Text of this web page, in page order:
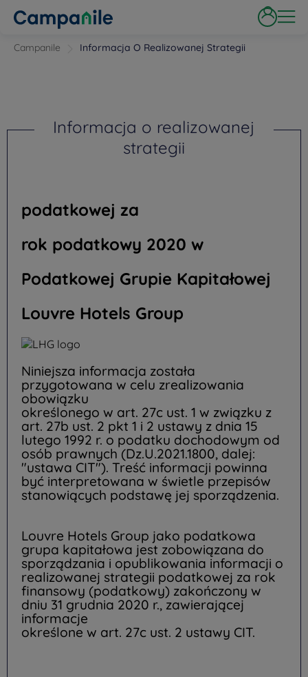
Campanile Informacja O Realizowanej Strategii
Informacja o realizowanej
strategii
podatkowej za
rok podatkowy 2020 w
Podatkowej Grupie Kapitałowej
Louvre Hotels Group
Niniejsza informacja została
przygotowana w celu zrealizowania
obowiązku
określonego w art. 27c ust. 1 w związku z
art. 27b ust. 2 pkt 1 i 2 ustawy z dnia 15
lutego 1992 r. o podatku dochodowym od
osób prawnych (Dz.U.2021.1800, dalej:
"ustawa CIT"). Treść informacji powinna
być interpretowana w świetle przepisów
stanowiących podstawę jej sporządzenia.
Louvre Hotels Group jako podatkowa
grupa kapitałowa jest zobowiązana do
sporządzania i opublikowania informacji o
realizowanej strategii podatkowej za rok
finansowy (podatkowy) zakończony w
dniu 31 grudnia 2020 r., zawierającej
informacje
określone w art. 27c ust. 2 ustawy CIT.